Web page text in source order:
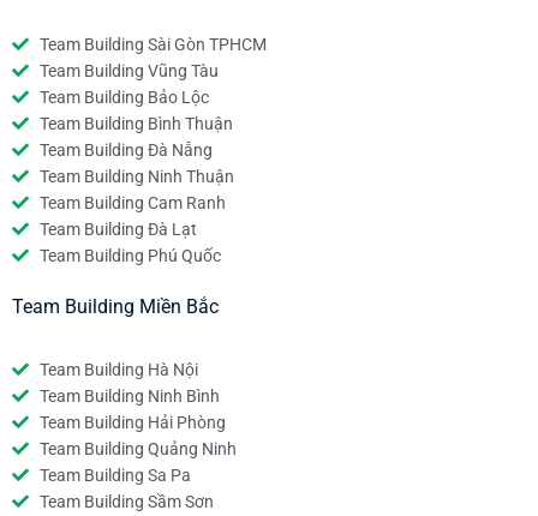
Team Building Sài Gòn TPHCM
Team Building Vũng Tàu
Team Building Bảo Lộc
Team Building Bình Thuận
Team Building Đà Nẵng
Team Building Ninh Thuận
Team Building Cam Ranh
Team Building Đà Lạt
Team Building Phú Quốc
Team Building Miền Bắc
Team Building Hà Nội
Team Building Ninh Bình
Team Building Hải Phòng
Team Building Quảng Ninh
Team Building Sa Pa
Team Building Sầm Sơn